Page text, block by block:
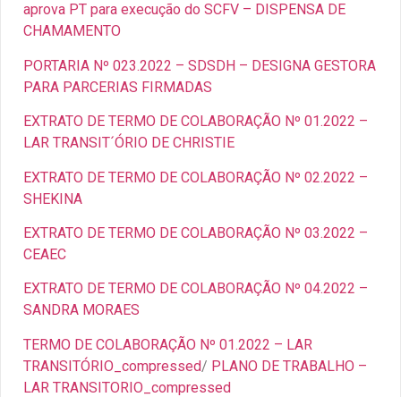
aprova PT para execução do SCFV – DISPENSA DE
CHAMAMENTO
PORTARIA Nº 023.2022 – SDSDH – DESIGNA GESTORA
PARA PARCERIAS FIRMADAS
EXTRATO DE TERMO DE COLABORAÇÃO Nº 01.2022 –
LAR TRANSIT´ÓRIO DE CHRISTIE
EXTRATO DE TERMO DE COLABORAÇÃO Nº 02.2022 –
SHEKINA
EXTRATO DE TERMO DE COLABORAÇÃO Nº 03.2022 –
CEAEC
EXTRATO DE TERMO DE COLABORAÇÃO Nº 04.2022 –
SANDRA MORAES
TERMO DE COLABORAÇÃO Nº 01.2022 – LAR
TRANSITÓRIO_compressed/ PLANO DE TRABALHO –
LAR TRANSITORIO_compressed